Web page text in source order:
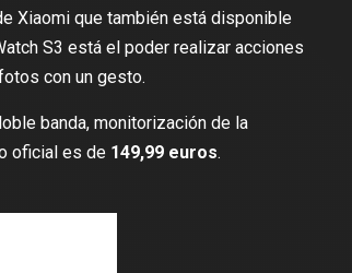
Xiaomi que también está disponible
S3 está el poder realizar acciones
con un gesto.
banda, monitorización de la
oficial es de 149,99 euros.